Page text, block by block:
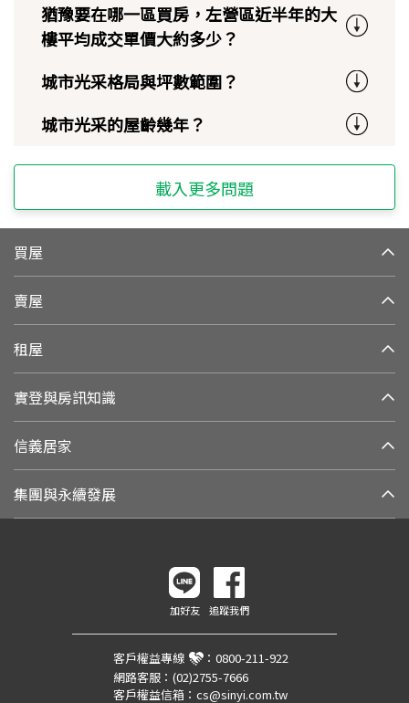
猶豫要在哪一區買房，左營區近半年的大
樓平均成交單價大約多少？
城市光采格局與坪數範圍？
城市光采的屋齡幾年？
載入更多問題
買屋
賣屋
租屋
實登與房訊知識
信義居家
集團與永續發展
加好友 追蹤我們
客戶權益專線 ： 0800-211-922
網路客服： (02)2755-7666
客戶權益信箱： cs@sinyi.com.tw